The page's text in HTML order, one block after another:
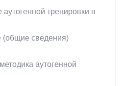
тренировки в
(общие сведения)
аутогенной